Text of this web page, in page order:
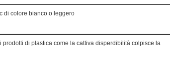
di colore bianco o leggero
di plastica come la cattiva disperdibilità colpisce la